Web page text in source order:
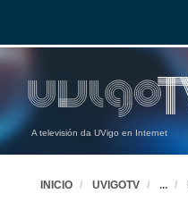
A televisión da UVigo en Internet
INICIO UVIGOTV ...